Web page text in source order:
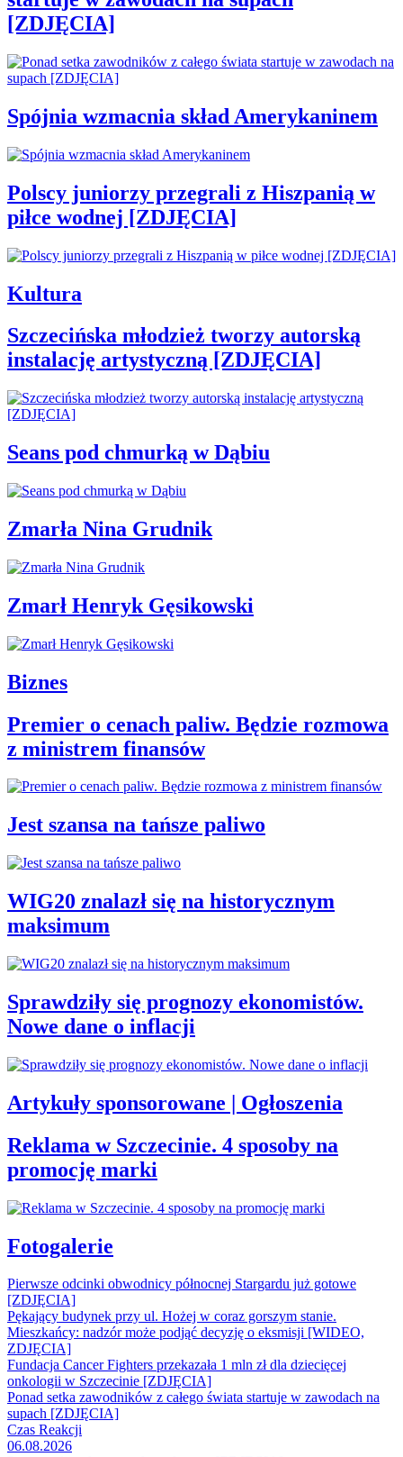
[ZDJĘCIA]
Spójnia wzmacnia skład Amerykaninem
Polscy juniorzy przegrali z Hiszpanią w
piłce wodnej [ZDJĘCIA]
Kultura
Szczecińska młodzież tworzy autorską
instalację artystyczną [ZDJĘCIA]
Seans pod chmurką w Dąbiu
Zmarła Nina Grudnik
Zmarł Henryk Gęsikowski
Biznes
Premier o cenach paliw. Będzie rozmowa
z ministrem finansów
Jest szansa na tańsze paliwo
WIG20 znalazł się na historycznym
maksimum
Sprawdziły się prognozy ekonomistów.
Nowe dane o inflacji
Artykuły sponsorowane | Ogłoszenia
Reklama w Szczecinie. 4 sposoby na
promocję marki
Fotogalerie
Pierwsze odcinki obwodnicy północnej Stargardu już gotowe
[ZDJĘCIA]
Pękający budynek przy ul. Hożej w coraz gorszym stanie.
Mieszkańcy: nadzór może podjąć decyzję o eksmisji [WIDEO,
ZDJĘCIA]
Fundacja Cancer Fighters przekazała 1 mln zł dla dziecięcej
onkologii w Szczecinie [ZDJĘCIA]
Ponad setka zawodników z całego świata startuje w zawodach na
supach [ZDJĘCIA]
Czas Reakcji
06.08.2026